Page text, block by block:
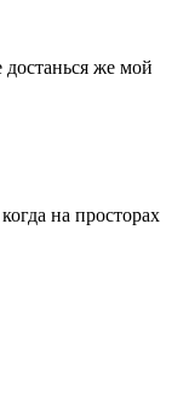
же мой
на просторах